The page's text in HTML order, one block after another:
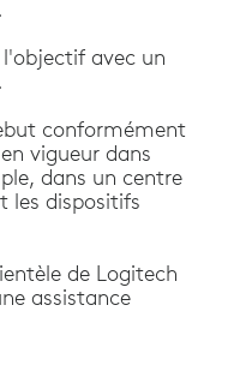
l'objectif avec un
conformément
vigueur dans
dans un centre
les dispositifs
de Logitech
assistance